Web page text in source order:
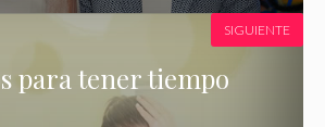
para tener tiempo
SIGUIENTE